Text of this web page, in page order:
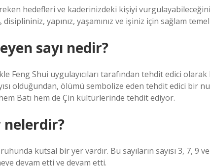
hedefleri ve kaderinizdeki kişiyi
disiplininiz, yapınız, yaşamınız ve işiniz için sağlam
sayı nedir?
Feng Shui uygulayıcıları tarafından tehdit edici
olduğundan, ölümü sembolize eden tehdit edici bir
Batı hem de Çin kültürlerinde tehdit ediyor.
nelerdir?
kutsal bir yer vardır. Bu sayıların sayısı 3, 7, 9
devam etti ve devam etti.